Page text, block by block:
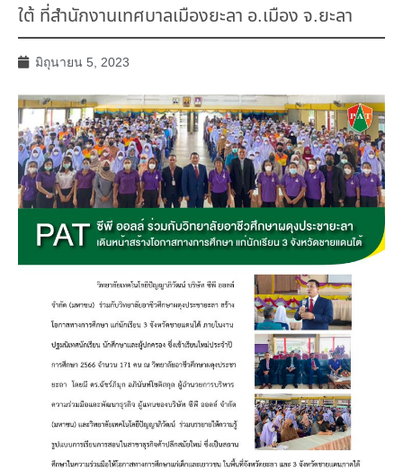
ใต้ ที่สำนักงานเทศบาลเมืองยะลา อ.เมือง จ.ยะลา
มิถุนายน 5, 2023